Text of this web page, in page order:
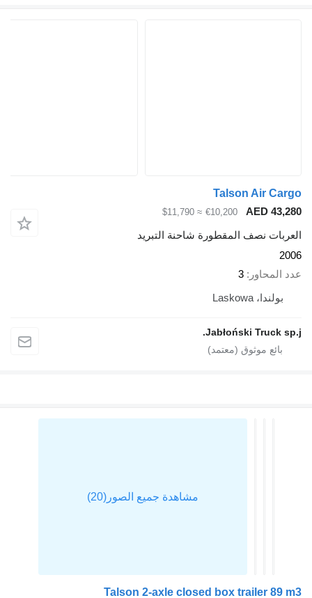
Talson Air
AED
€10,200
≈ $11,790
نصف المقطورة شاحنة التبريد
المحاور 3
بولندا، Laskowa
Jabłoński Truck
Talson 2-axle closed box trailer 89